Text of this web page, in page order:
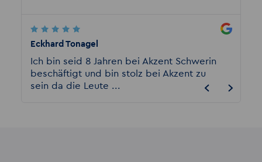
Eckhard Tonagel
Ich bin seid 8 Jahren bei Akzent Schwerin
beschäftigt und bin stolz bei Akzent zu
sein da die Leute ...